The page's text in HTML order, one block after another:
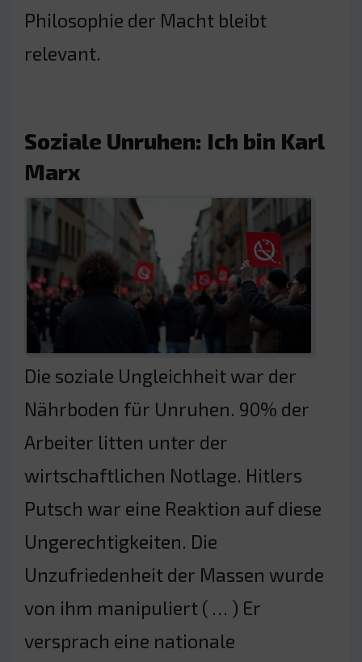
Philosophie der Macht bleibt
relevant.
Soziale Unruhen: Ich bin Karl
Marx
Die soziale Ungleichheit war der
Nährboden für Unruhen. 90% der
Arbeiter litten unter der
wirtschaftlichen Notlage. Hitlers
Putsch war eine Reaktion auf diese
Ungerechtigkeiten. Die
Unzufriedenheit der Massen wurde
von ihm manipuliert ( … ) Er
versprach eine nationale